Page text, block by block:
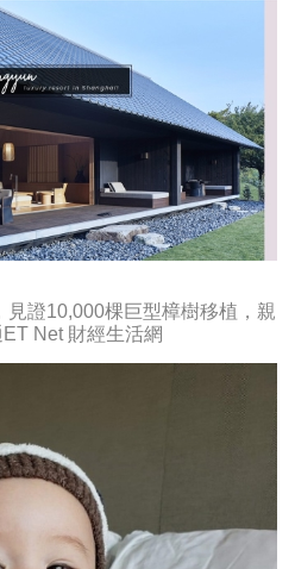
證10,000棵巨型樟樹移植，親
Net 財經生活網